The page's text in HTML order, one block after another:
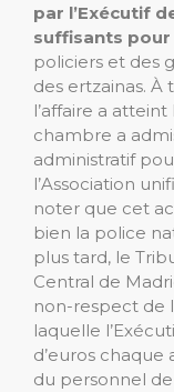
par l’Exécutif
suffisants pour
policiers et des
des ertzainas. À
l’affaire a
chambre a
administratif
l’Association
noter que cet
bien la police
plus tard, le
Central de
non-respect de
laquelle
d’euros
du personnel